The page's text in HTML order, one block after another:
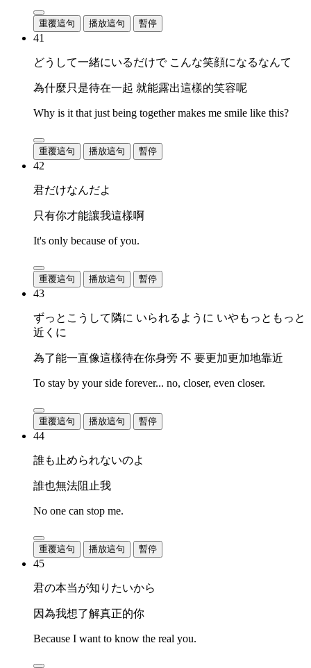
重覆這句 播放這句 暫停
41
どうして一緒にいるだけで こんな笑顔になるなんて
為什麼只是待在一起 就能露出這樣的笑容呢
Why is it that just being together makes me smile like this?
重覆這句 播放這句 暫停
42
君だけなんだよ
只有你才能讓我這樣啊
It's only because of you.
重覆這句 播放這句 暫停
43
ずっとこうして隣に いられるように いやもっともっと
近くに
為了能一直像這樣待在你身旁 不 要更加更加地靠近
To stay by your side forever... no, closer, even closer.
重覆這句 播放這句 暫停
44
誰も止められないのよ
誰也無法阻止我
No one can stop me.
重覆這句 播放這句 暫停
45
君の本当が知りたいから
因為我想了解真正的你
Because I want to know the real you.